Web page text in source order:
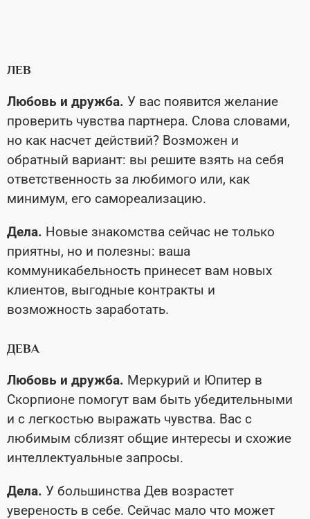
ЛЕВ
Любовь и дружба. У вас появится желание
проверить чувства партнера. Слова словами,
но как насчет действий? Возможен и
обратный вариант: вы решите взять на себя
ответственность за любимого или, как
минимум, его самореализацию.
Дела. Новые знакомства сейчас не только
приятны, но и полезны: ваша
коммуникабельность принесет вам новых
клиентов, выгодные контракты и
возможность заработать.
ДЕВА
Любовь и дружба. Меркурий и Юпитер в
Скорпионе помогут вам быть убедительными
и с легкостью выражать чувства. Вас с
любимым сблизят общие интересы и схожие
интеллектуальные запросы.
Дела. У большинства Дев возрастет
увереность в себе. Сейчас мало что может